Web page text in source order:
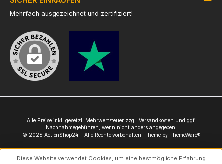
Mehrfach ausgezeichnet und zertifiziert!
Alle Preise inkl. gesetzl. Mehrwertsteuer zzgl. Versandkosten und ggf.
Nachnahmegebühren, wenn nicht anders angegeben.
© 2026 ActionShop24 - Alle Rechte vorbehalten. Theme by ThemeWare®
Diese Website verwendet Cookies, um eine bestmögliche Erfahrung